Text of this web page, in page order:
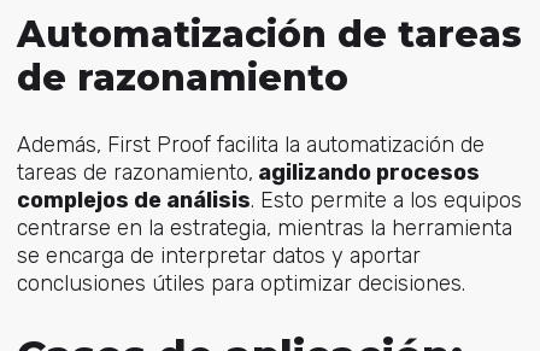
Automatización de tareas
de razonamiento
Además, First Proof facilita la automatización de
tareas de razonamiento, agilizando procesos
complejos de análisis. Esto permite a los equipos
centrarse en la estrategia, mientras la herramienta
se encarga de interpretar datos y aportar
conclusiones útiles para optimizar decisiones.